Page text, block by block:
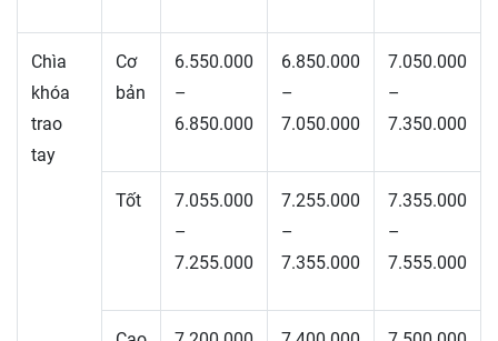
Chìa
khóa
trao
tay
Cơ
bản
6.550.000
–
6.850.000
6.850.000
–
7.050.000
7.050.000
–
7.350.000
Tốt
7.055.000
–
7.255.000
7.255.000
–
7.355.000
7.355.000
–
7.555.000